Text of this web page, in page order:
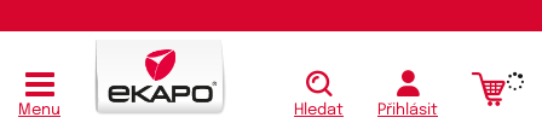
Menu Hledat Přihlásit